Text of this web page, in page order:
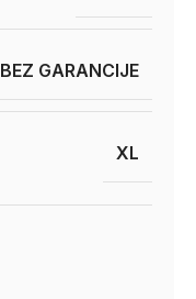
BEZ GARANCIJE
XL